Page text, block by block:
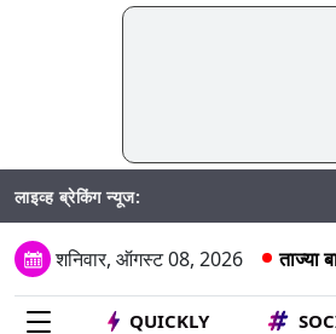
लाइव्ह ब्रेकिंग न्यूज:
शनिवार, ऑगस्ट 08, 2026 ताज्या
QUICKLY